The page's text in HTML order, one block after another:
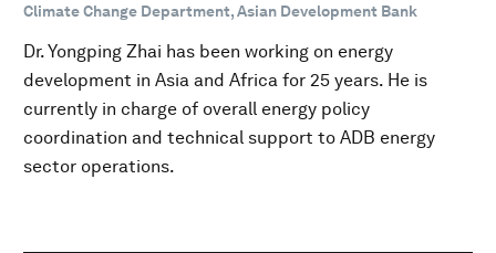
Climate Change Department, Asian Development Bank
Dr. Yongping Zhai has been working on energy
development in Asia and Africa for 25 years. He is
currently in charge of overall energy policy
coordination and technical support to ADB energy
sector operations.